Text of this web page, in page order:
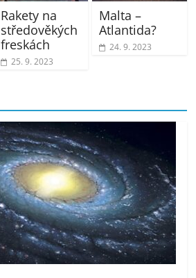
Rakety na
středověkých
freskách
25. 9. 2023
Malta –
Atlantida?
24. 9. 2023